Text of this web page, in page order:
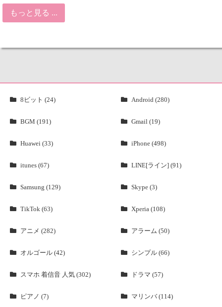
もっと見る ...
8ビット (24) Android (280)
BGM (191) Gmail (19)
Huawei (33) iPhone (498)
itunes (67) LINE[ライン] (91)
Samsung (129) Skype (3)
TikTok (63) Xperia (108)
アニメ (282) アラーム (50)
オルゴール (42) シンプル (66)
スマホ 着信音 人気 (302) ドラマ (57)
ピアノ (7) マリンバ (114)